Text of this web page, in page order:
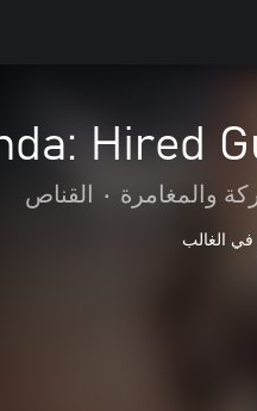
Hired
والمغامرة • القناص
في الغالب